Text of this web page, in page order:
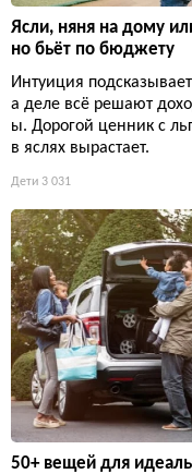
Ясли, няня на дому
но бьёт по бюджету
Интуиция
а деле всё решают
ы. Дорогой ценник с
в яслях вырастает.
Дети 3 031
50+ вещей для